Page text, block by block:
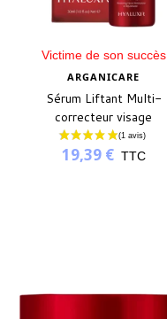
Victime de son succès
ARGANICARE
Sérum Liftant Multi-
correcteur visage
19,39 € TTC